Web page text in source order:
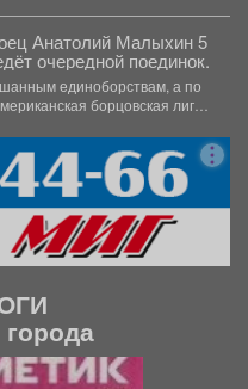
Анатолий Малыхин 5
очередной поединок.
единоборствам, а по
борцовская лига